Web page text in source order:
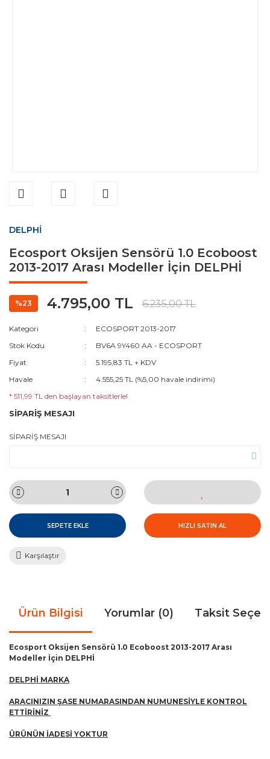
DELPHİ
Ecosport Oksijen Sensörü 1.0 Ecoboost
2013-2017 Arası Modeller İçin DELPHİ
%23 4.795,00 TL 6.235,00 TL
Kategori
ECOSPORT 2013-2017
Stok Kodu
BV6A 9Y460 AA - ECOSPORT
Fiyat
5.195,83 TL + KDV
Havale
4.555,25 TL (%5,00 havale indirimi)
* 511,99 TL den başlayan taksitlerle!
SİPARİŞ MESAJI
SİPARİŞ MESAJI
SEPETE EKLE HIZLI SATIN AL
Karşılaştır
Ürün Bilgisi Yorumlar (0) Taksit
Ecosport Oksijen Sensörü 1.0 Ecoboost 2013-2017 Arası
Modeller İçin DELPHİ
DELPHİ MARKA
ARACINIZIN ŞASE NUMARASINDAN NUMUNESİYLE KONTROL
ETTİRİNİZ
ÜRÜNÜN İADESİ YOKTUR